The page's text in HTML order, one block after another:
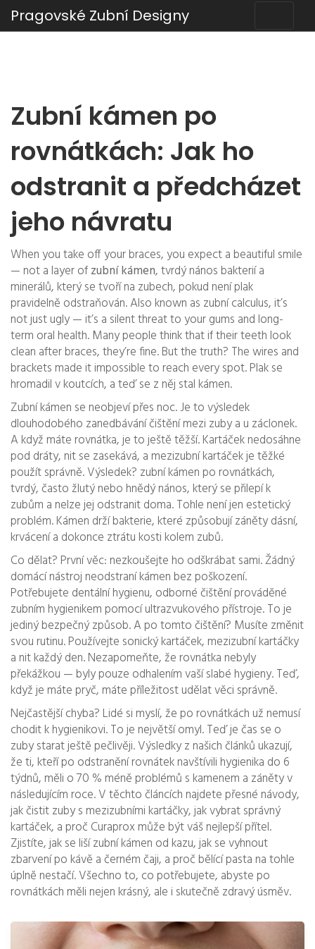
Pragovské Zubní Designy
Zubní kámen po
rovnátkách: Jak ho
odstranit a předcházet
jeho návratu
When you take off your braces, you expect a beautiful smile
— not a layer ofzubní kámen,tvrdý nános bakterií a
minerálů, který se tvoří na zubech, pokud není plak
pravidelně odstraňován. Also known as zubní calculus, it’s
not just ugly — it’s a silent threat to your gums and long-
term oral health. Many people think that if their teeth look
clean after braces, they’re fine. But the truth? The wires and
brackets made it impossible to reach every spot. Plak se
hromadil v koutcích, a teď se z něj stal kámen.
Zubní kámen se neobjeví přes noc. Je to výsledek
dlouhodobého zanedbávání čištění mezi zuby a u záclonek.
A když máte rovnátka, je to ještě těžší. Kartáček nedosáhne
pod dráty, nit se zasekává, a mezizubní kartáček je těžké
použít správně. Výsledek? zubní kámen po rovnátkách,
tvrdý, často žlutý nebo hnědý nános, který se přilepí k
zubům a nelze jej odstranit doma.Tohle není jen estetický
problém. Kámen drží bakterie, které způsobují záněty dásní,
krvácení a dokonce ztrátu kosti kolem zubů.
Co dělat? První věc: nezkoušejte ho odškrábat sami. Žádný
domácí nástroj neodstraní kámen bez poškození.
Potřebujete dentální hygienu, odborné čištění prováděné
zubním hygienikem pomocí ultrazvukového přístroje.To je
jediný bezpečný způsob. A po tomto čištění? Musíte změnit
svou rutinu. Používejte sonický kartáček, mezizubní kartáčky
a nit každý den. Nezapomeňte, že rovnátka nebyly
překážkou — byly pouze odhalením vaší slabé hygieny. Teď,
když je máte pryč, máte příležitost udělat věci správně.
Nejčastější chyba? Lidé si myslí, že po rovnátkách už nemusí
chodit k hygienikovi. To je největší omyl. Teď je čas se o
zuby starat ještě pečlivěji. Výsledky z našich článků ukazují,
že ti, kteří po odstranění rovnátek navštívili hygienika do 6
týdnů, měli o 70 % méně problémů s kamenem a záněty v
následujícím roce. V těchto článcích najdete přesné návody,
jak čistit zuby s mezizubními kartáčky, jak vybrat správný
kartáček, a proč Curaprox může být váš nejlepší přítel.
Zjistíte, jak se liší zubní kámen od kazu, jak se vyhnout
zbarvení po kávě a černém čaji, a proč bělící pasta na tohle
úplně nestačí. Všechno to, co potřebujete, abyste po
rovnátkách měli nejen krásný, ale i skutečně zdravý úsměv.